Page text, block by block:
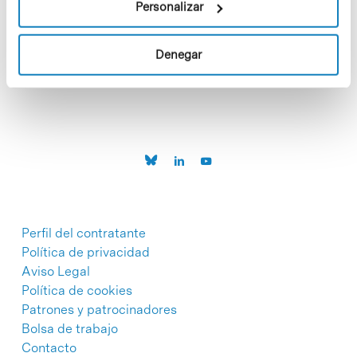
Personalizar
Denegar
Perfil del contratante
Política de privacidad
Aviso Legal
Política de cookies
Patrones y patrocinadores
Bolsa de trabajo
Contacto